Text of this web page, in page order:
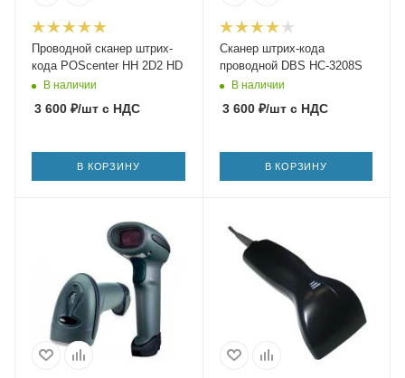
Проводной сканер штрих-
кода POScenter HH 2D2 HD
В наличии
3 600 ₽/шт с НДС
В КОРЗИНУ
Сканер штрих-кода
проводной DBS HC-3208S
В наличии
3 600₽/штс НДС
В КОРЗИНУ